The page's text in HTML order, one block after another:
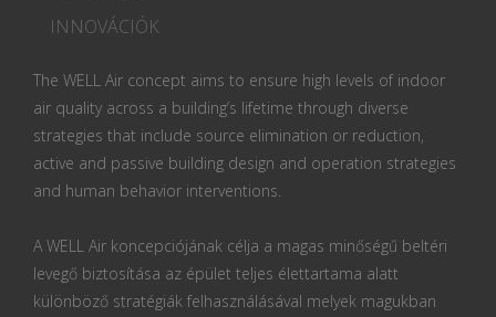
INNOVÁCIÓK
The WELL Air concept aims to ensure high levels of indoor
air quality across a building’s lifetime through diverse
strategies that include source elimination or reduction,
active and passive building design and operation strategies
and human behavior interventions.
A WELL Air koncepciójának célja a magas minőségű beltéri
levegő biztosítása az épület teljes élettartama alatt
különböző stratégiák felhasználásával melyek magukban